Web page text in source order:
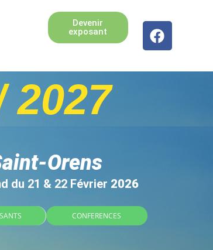
Devenir
exposant
2027
Orens
du 21 & 22 Février 2026
CONFERENCES